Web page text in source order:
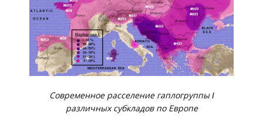
Современное расселение гаплогруппы I
различных субкладов по Европе